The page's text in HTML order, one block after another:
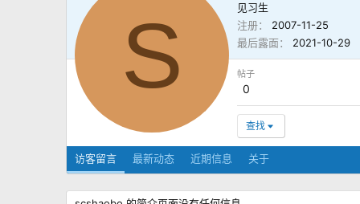
S
见习生
注册
2007-11-25
最后露面
2021-10-29
帖子
0
查找
访客留言 最新动态 近期信息 关于